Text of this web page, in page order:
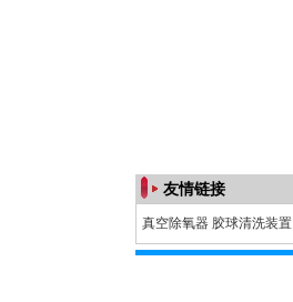
友情链接
真空除氧器 胶球清洗装置